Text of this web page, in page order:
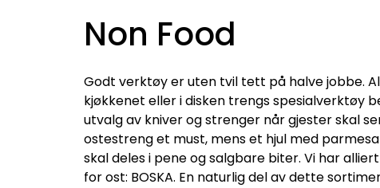
Non Food
Godt verktøy er uten tvil tett på halve jobbe.
kjøkkenet eller i disken trengs spesialverktøy
utvalg av kniver og strenger når gjester skal
ostestreng et must, mens et hjul med
skal deles i pene og salgbare biter. Vi har
for ost: BOSKA. En naturlig del av dette